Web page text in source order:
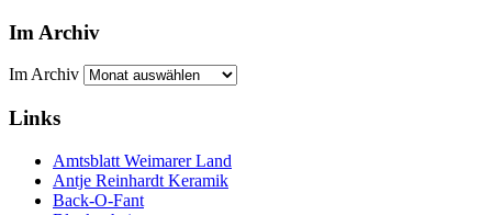
Im Archiv
Im Archiv
Links
Amtsblatt Weimarer Land
Antje Reinhardt Keramik
Back-O-Fant